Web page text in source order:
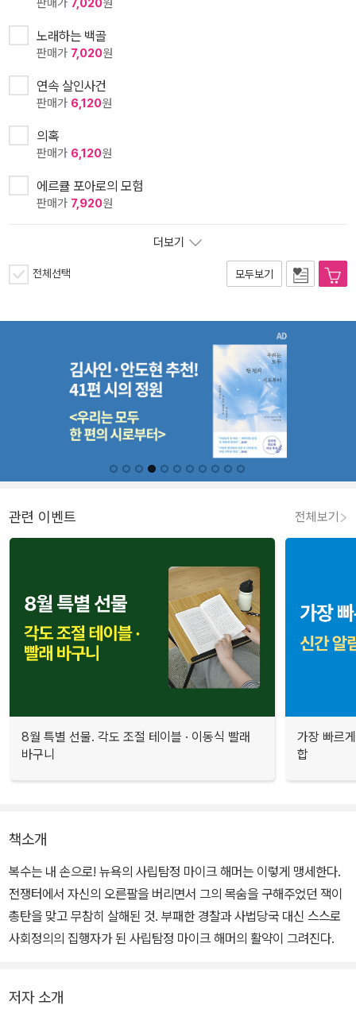
판매가 7,020원
노래하는 백골
판매가 7,020원
연속 살인사건
판매가 6,120원
의혹
판매가 6,120원
에르큘 포아로의 모험
판매가 7,920원
더보기
전체선택 모두보기
관련 이벤트 전체보기
8월 특별 선물. 각도 조절 테이블 · 이동식 빨래
바구니
가장 빠르
합
책소개
복수는 내 손으로! 뉴욕의 사립탐정 마이크 해머는 이렇게 맹세한다.
전쟁터에서 자신의 오른팔을 버리면서 그의 목숨을 구해주었던 잭이
총탄을 맞고 무참히 살해된 것. 부패한 경찰과 사법당국 대신 스스로
사회정의의 집행자가 된 사립탐정 마이크 해머의 활약이 그려진다.
저자 소개